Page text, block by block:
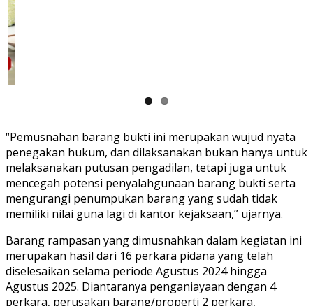
“Pemusnahan barang bukti ini merupakan wujud nyata
penegakan hukum, dan dilaksanakan bukan hanya untuk
melaksanakan putusan pengadilan, tetapi juga untuk
mencegah potensi penyalahgunaan barang bukti serta
mengurangi penumpukan barang yang sudah tidak
memiliki nilai guna lagi di kantor kejaksaan,” ujarnya.
Barang rampasan yang dimusnahkan dalam kegiatan ini
merupakan hasil dari 16 perkara pidana yang telah
diselesaikan selama periode Agustus 2024 hingga
Agustus 2025. Diantaranya penganiayaan dengan 4
perkara, perusakan barang/properti 2 perkara,